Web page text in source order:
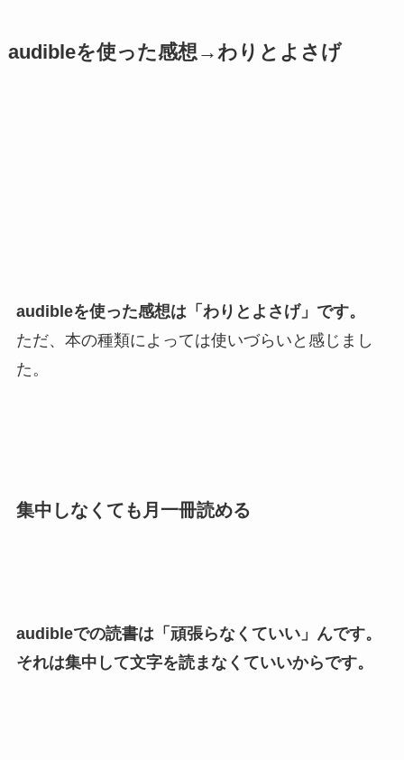
audibleを使った感想→わりとよさげ
audibleを使った感想は「わりとよさげ」です。
ただ、本の種類によっては使いづらいと感じまし
た。
集中しなくても月一冊読める
audibleでの読書は「頑張らなくていい」んです。
それは集中して文字を読まなくていいからです。